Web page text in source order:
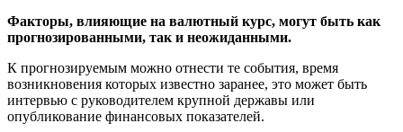
Факторы, влияющие на валютный курс, могут быть как
прогнозированными, так и неожиданными.
К прогнозируемым можно отнести те события, время
возникновения которых известно заранее, это может быть
интервью с руководителем крупной державы или
опубликование финансовых показателей.